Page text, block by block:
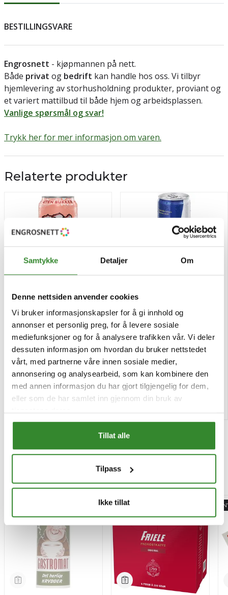
Samtykke Detaljer Om
Denne nettsiden anvender cookies
Vi bruker informasjonskapsler for å gi innhold og
annonser et personlig preg, for å levere sosiale
mediefunksjoner og for å analysere trafikken vår. Vi deler
dessuten informasjon om hvordan du bruker nettstedet
vårt, med partnerne våre innen sosiale medier,
annonsering og analysearbeid, som kan kombinere den
med annen informasjon du har gjort tilgjengelig for dem,
eller som de har samlet inn gjennom din bruk av
Tillat alle
Tilpass
Ikke tillat
BESTILLINGSVARE
Engrosnett - kjøpmannen på nett.
Både privat og bedrift kan handle hos oss. Vi tilbyr
hjemlevering av storhusholdning produkter, proviant og
et variert mattilbud til både hjem og arbeidsplassen.
Vanlige spørsmål og svar!
Trykk her for mer informasjon om varen.
Relaterte produkter
Monster ultra peachy keen
24x0,5l
Pris
kr 735,31 /krt
+ Pant 2 | kr 48,00
Tilgjengelig
Kjøp
Red bull regular 24x473ml
Pris
kr 926,04 /krt
+ Pant 2 | kr 48,00
Tilgjengelig
Kjøp
Mest besøkt